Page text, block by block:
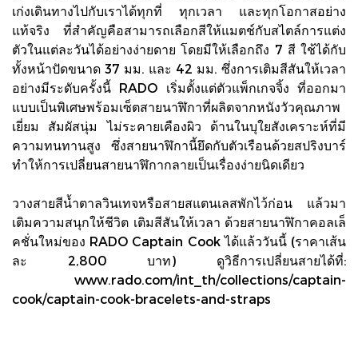
เก่งเดินทางไปกับเราได้ทุกที่ ทุกเวลา และทุกโอกาสอย่าง
แท้จริง ที่สำคัญคือสามารถเลือกสีให้แมตช์กับสไตล์การแต่ง
ตัวในแต่ละวันได้อย่างง่ายดาย โดยมีให้เลือกถึง 7 สี ใช้ได้กับ
ทั้งหน้าปัดขนาด 37 มม. และ 42 มม. ซึ่งการเติมสีสันให้เวลา
อย่างมีระดับครั้งนี้ RADO เริ่มตั้งแต่ตัวแพ็กเกจจิ้ง ที่ออกมา
แบบเป็นพิเศษพร้อมเซ็ตสายนาฬิกาที่ผลิตจากหนังวัวคุณภาพ
เยี่ยม สัมผัสนุ่ม ไม่ระคายเคืองผิว ด้านในบุใยสังเคราะห์ที่มี
ความทนทานสูง ซึ่งสายนาฬิกานี้ยึดกับตัวเรือนด้วยสปริงบาร์
ทำให้การเปลี่ยนสายนาฬิกากลายเป็นเรื่องง่ายนิดเดียว
วางสายสีน้ำตาลวินเทจหรือสายสแตนเลสพักไว้ก่อน แล้วมา
เติมความสนุกให้ชีวิต เติมสีสันให้เวลา ด้วยสายนาฬิกาคอลเล็
คชั่นใหม่ของ RADO Captain Cook ได้แล้ววันนี้ (ราคาเส้น
ละ 2,800 บาท) ดูวิธีการเปลี่ยนสายได้ที่:
www.rado.com/int_th/collections/captain-
cook/captain-cook-bracelets-and-straps